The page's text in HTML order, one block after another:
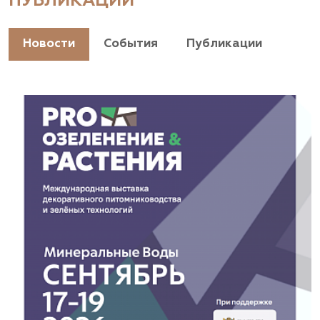
+7(928) 044-45-94
Владимирская область, Киржачский район, пос.
Знаменское
(929) 992-7100
Московская область, Каширский р-н, дер.
Барабаново
(929) 992-7100
Новости События Публикации